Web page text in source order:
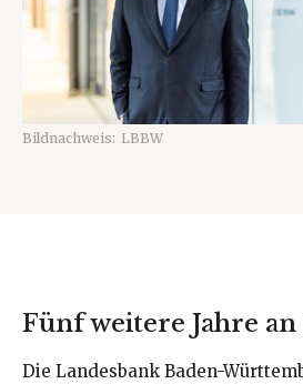
Bildnachweis: LBBW
Fünf weitere Jahre
Die Landesbank Baden-